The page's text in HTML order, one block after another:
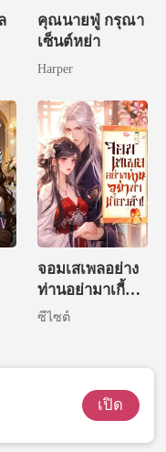
คุณนายฟู่ กรุณา
เซ็นต์หย่า
Harper
จอมเสเพลอย่าง
ท่านอย่ามาเกี้ยว
ข้า!
ซีไซต์
เปิด